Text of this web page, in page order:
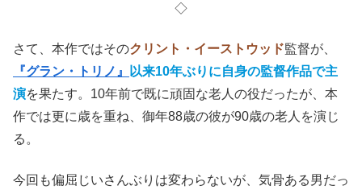
◇
さて、本作ではそのクリント・イーストウッド監督が、
『グラン・トリノ』
以来10年ぶりに自身の監督作品で主
演を果たす。10年前で既に頑固な老人の役だったが、本
作では更に歳を重ね、御年88歳の彼が90歳の老人を演じ
る。
今回も偏屈じいさんぶりは変わらないが、気骨ある男だっ